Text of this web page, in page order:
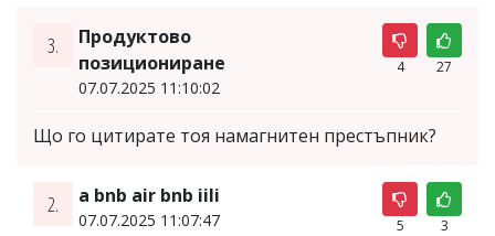
3.
Продуктово
позициониране
07.07.2025 11:10:02
4 27
Що го цитирате тоя намагнитен престъпник?
2. a bnb air bnb iili
07.07.2025 11:07:47 5 3